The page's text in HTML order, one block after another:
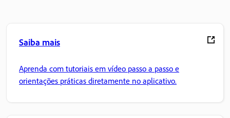
Saiba mais
Aprenda com tutoriais em vídeo passo a passo e
orientações práticas diretamente no aplicativo.